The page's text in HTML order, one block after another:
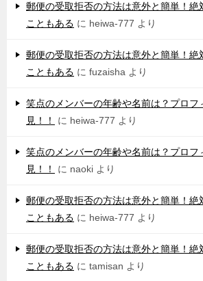
郵便の受取拒否の方法は意外と簡単！絶
こともある に heiwa-777 より
郵便の受取拒否の方法は意外と簡単！絶
こともある に fuzaisha より
笑点のメンバーの年齢や名前は？プロフ
見！！
に heiwa-777 より
笑点のメンバーの年齢や名前は？プロフ
見！！
に naoki より
郵便の受取拒否の方法は意外と簡単！絶
こともある に heiwa-777 より
郵便の受取拒否の方法は意外と簡単！絶
こともある に tamisan より